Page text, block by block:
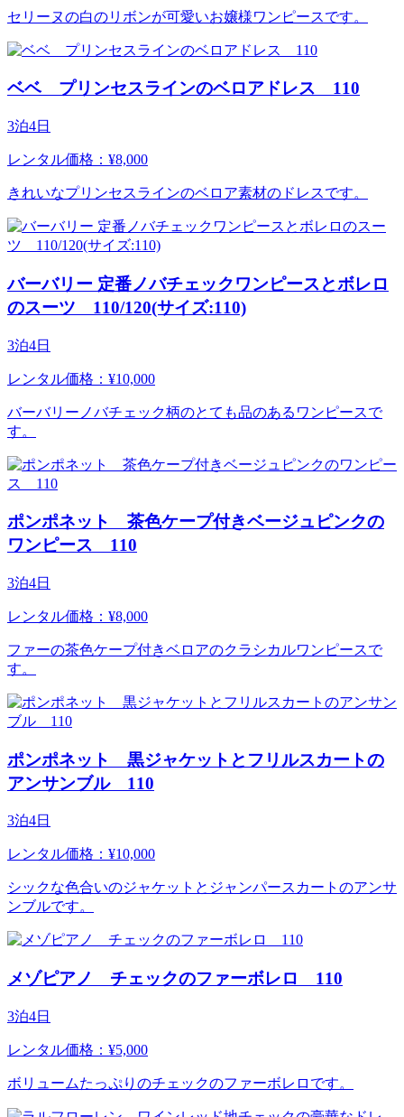
セリーヌの白のリボンが可愛いお嬢様ワンピースです。
ベベ プリンセスラインのベロアドレス 110
3泊4日
レンタル価格：¥8,000
きれいなプリンセスラインのベロア素材のドレスです。
バーバリー 定番ノバチェックワンピースとボレロ
のスーツ 110/120(サイズ:110)
3泊4日
レンタル価格：¥10,000
バーバリーノバチェック柄のとても品のあるワンピースで
す。
ポンポネット 茶色ケープ付きベージュピンクの
ワンピース 110
3泊4日
レンタル価格：¥8,000
ファーの茶色ケープ付きベロアのクラシカルワンピースで
す。
ポンポネット 黒ジャケットとフリルスカートの
アンサンブル 110
3泊4日
レンタル価格：¥10,000
シックな色合いのジャケットとジャンパースカートのアンサ
ンブルです。
メゾピアノ チェックのファーボレロ 110
3泊4日
レンタル価格：¥5,000
ボリュームたっぷりのチェックのファーボレロです。